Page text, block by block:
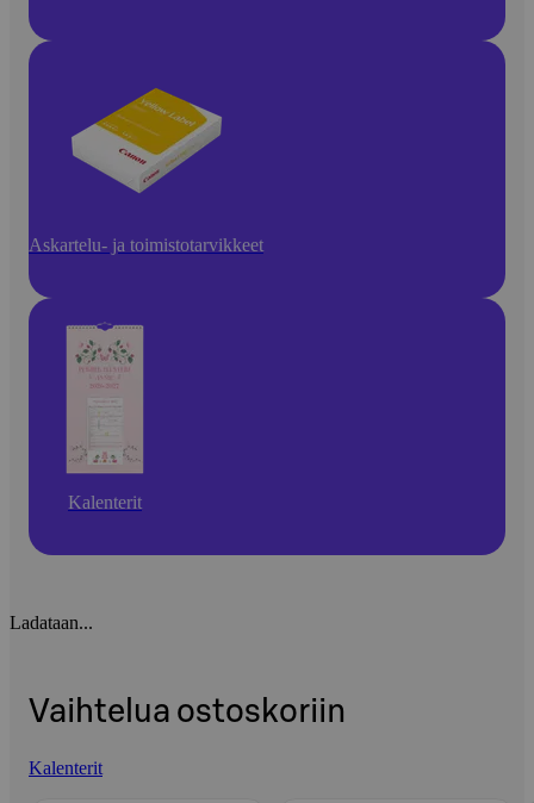
Askartelu- ja toimistotarvikkeet
Kalenterit
Ladataan...
Vaihtelua ostoskoriin
Kalenterit